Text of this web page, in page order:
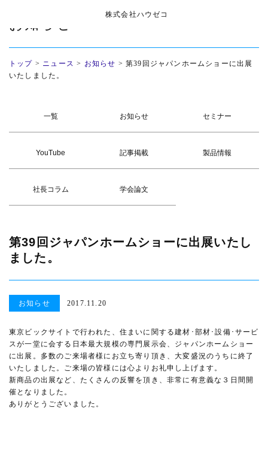
株式会社ハウゼコ
トップ > ニュース > お知らせ >第39回ジャパンホームショーに出展
いたしました。
一覧 お知らせ セミナー
YouTube 記事掲載 製品情報
社長コラム 学会論文
第39回ジャパンホームショーに出展いたし
ました。
お知らせ 2017.11.20
東京ビックサイトで行われた、住まいに関する建材･部材･設備･サービ
スが一堂に会する日本最大規模の専門展示会、ジャパンホームショー
に出展。多数のご来場者様にお立ち寄り頂き、大変盛況のうちに終了
いたしました。ご来場の皆様には心よりお礼申し上げます。
新商品の出展など、たくさんの反響を頂き、非常に有意義な３日間開
催となりました。
ありがとうございました。